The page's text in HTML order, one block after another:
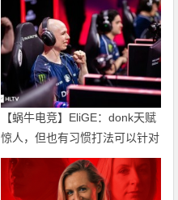
【蜗牛电竞】EliGE：donk天赋
惊人，但也有习惯打法可以针对
破解【EV扑克小游戏官网】